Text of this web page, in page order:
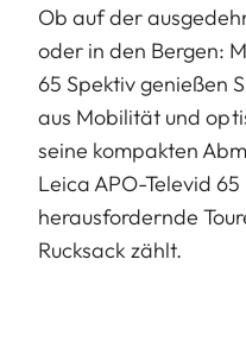
Ob auf der
oder in den Bergen:
65 Spektiv genießen
aus Mobilität und
seine kompakten
Leica APO-Televid
herausfordernde
Rucksack zählt.